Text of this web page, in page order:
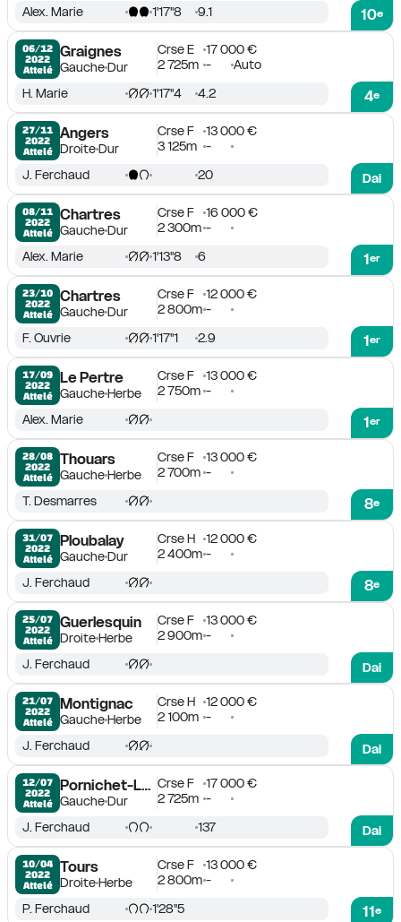
10e
Alex. Marie 1'17''8 9.1
06/12
2022
Attelé
Graignes
GaucheDur
Crse E
17 000 €
2 725m - Auto
4e
H. Marie 1'17''4 4.2
27/11
2022
Attelé
Angers
DroiteDur
Crse F
13 000 €
3 125m -
Dai
J. Ferchaud 20
08/11
2022
Attelé
Chartres
GaucheDur
Crse F
16 000 €
2 300m -
1er
Alex. Marie 1'13''8 6
23/10
2022
Attelé
Chartres
GaucheDur
Crse F
12 000 €
2 800m -
1er
F. Ouvrie 1'17''1 2.9
17/09
2022
Attelé
Le Pertre
GaucheHerbe
Crse F
13 000 €
2 750m -
1er
Alex. Marie
28/08
2022
Attelé
Thouars
GaucheHerbe
Crse F
13 000 €
2 700m -
8e
T. Desmarres
31/07
2022
Attelé
Ploubalay
GaucheDur
Crse H
12 000 €
2 400m -
8e
J. Ferchaud
25/07
2022
Attelé
Guerlesquin
DroiteHerbe
Crse F
13 000 €
2 900m -
Dai
J. Ferchaud
21/07
2022
Attelé
Montignac
GaucheHerbe
Crse H
12 000 €
2 100m -
Dai
J. Ferchaud
12/07
2022
Attelé
Pornichet-La Baule
GaucheDur
Crse F
17 000 €
2 725m -
Dai
J. Ferchaud 137
10/04
2022
Attelé
Tours
DroiteHerbe
Crse F
13 000 €
2 800m -
11e
P. Ferchaud 1'28''5